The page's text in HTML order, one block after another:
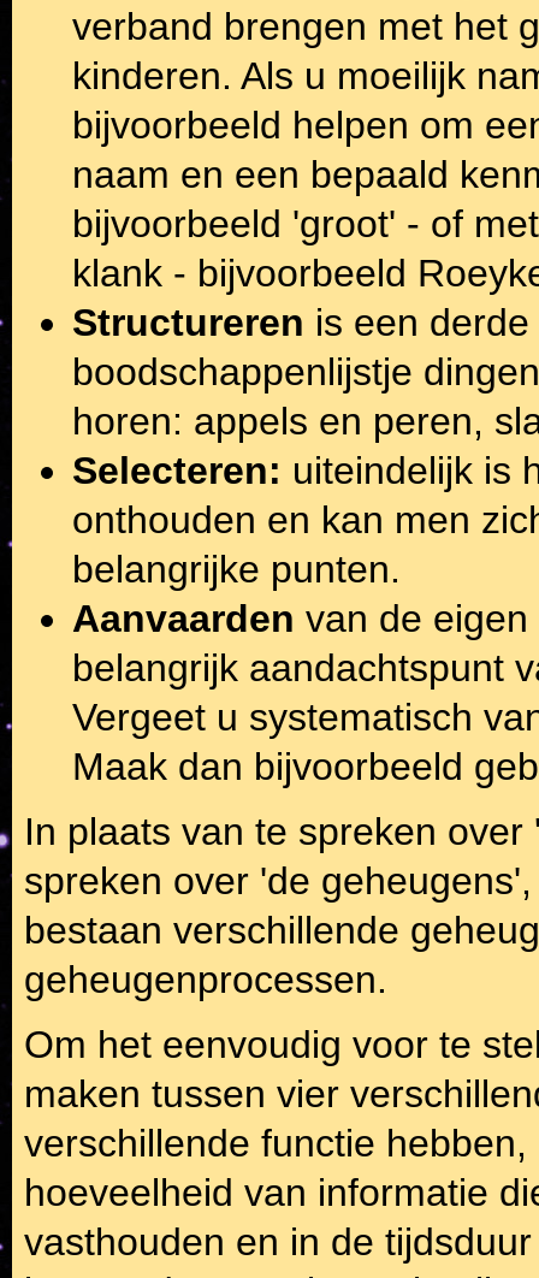
verband brengen met het
kinderen. Als u moeilijk
bijvoorbeeld helpen om
naam en een bepaald
bijvoorbeeld 'groot' - of
klank - bijvoorbeeld
Structureren is een
boodschappenlijstje
horen: appels en peren,
Selecteren: uiteindelijk is
onthouden en kan men
belangrijke punten.
Aanvaarden van de
belangrijk aandachtspunt
Vergeet u systematisch
Maak dan bijvoorbeeld
In plaats van te spreken
spreken over 'de
bestaan verschillende
geheugenprocessen.
Om het eenvoudig voor te
maken tussen vier
verschillende functie
hoeveelheid van informatie
vasthouden en in de